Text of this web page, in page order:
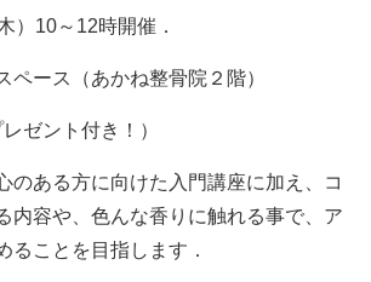
） 10～ 12時開催．
ペース（あかね整骨院２階）
ゼント付き！）
のある方に向けた入門講座に加え、コ
内容や、色んな香りに触れる事で、ア
ることを目指します．